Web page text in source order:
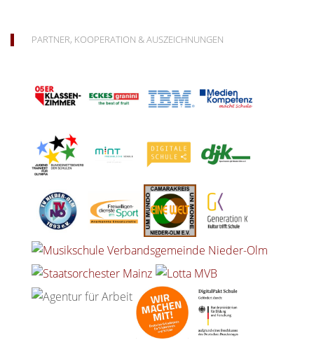
PARTNER, KOOPERATION & AUSZEICHNUNGEN